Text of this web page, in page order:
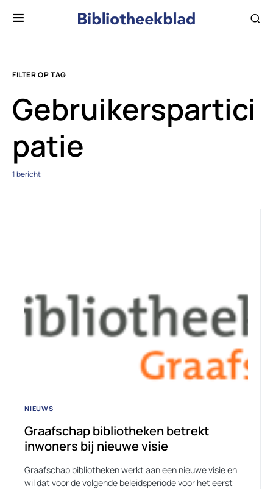
FILTER OP TAG
Gebruikerspartici
patie
1 bericht
NIEUWS
Graafschap bibliotheken betrekt
inwoners bij nieuwe visie
Graafschap bibliotheken werkt aan een nieuwe visie en
wil dat voor de volgende beleidsperiode voor het eerst